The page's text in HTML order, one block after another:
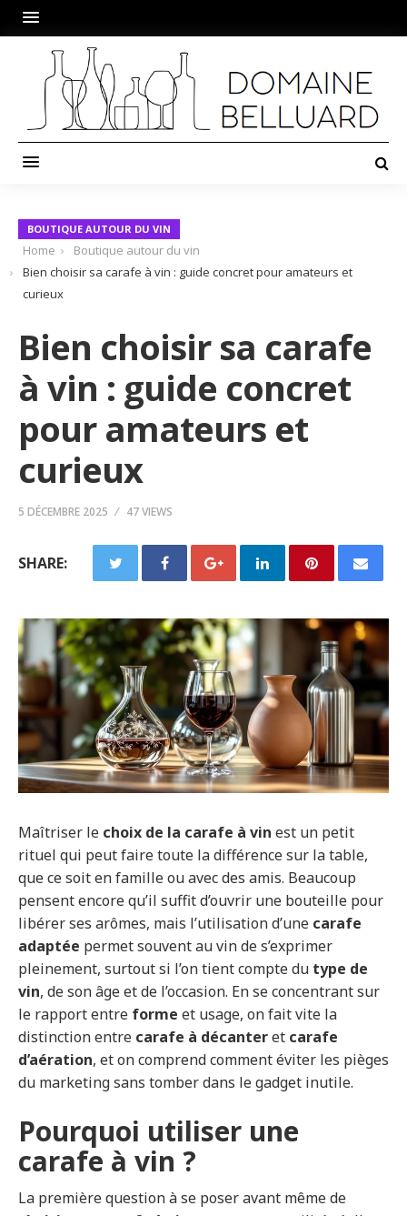
BOUTIQUE AUTOUR DU VIN
Home
Boutique autour du vin
Bien choisir sa carafe à vin : guide concret pour amateurs et
curieux
Bien choisir sa carafe
à vin : guide concret
pour amateurs et
curieux
5 DÉCEMBRE 2025 47 VIEWS
SHARE:
Maîtriser le choix de la carafe à vin est un petit
rituel qui peut faire toute la différence sur la table,
que ce soit en famille ou avec des amis. Beaucoup
pensent encore qu’il suffit d’ouvrir une bouteille pour
libérer ses arômes, mais l’utilisation d’une carafe
adaptée permet souvent au vin de s’exprimer
pleinement, surtout si l’on tient compte du type de
vin, de son âge et de l’occasion. En se concentrant sur
le rapport entre forme et usage, on fait vite la
distinction entre carafe à décanteret carafe
d’aération, et on comprend comment éviter les pièges
du marketing sans tomber dans le gadget inutile.
Pourquoi utiliser une
carafe à vin ?
La première question à se poser avant même de